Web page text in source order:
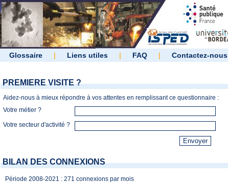
Glossaire | Liens utiles | FAQ | Contactez-nous
PREMIERE VISITE ?
Aidez-nous à mieux répondre à vos attentes en remplissant ce questionnaire :
Votre métier ?
Votre secteur d'activité ?
BILAN DES CONNEXIONS
Période 2008-2021 : 271 connexions par mois